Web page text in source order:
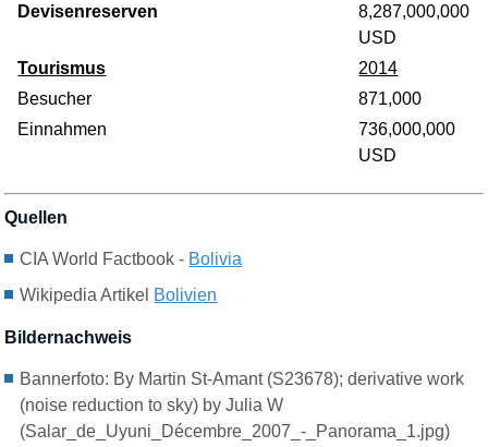
Devisenreserven
8,287,000,000
USD
Tourismus
2014
Besucher
871,000
Einnahmen
736,000,000
USD
Quellen
CIA World Factbook - Bolivia
Wikipedia Artikel Bolivien
Bildernachweis
Bannerfoto: By Martin St-Amant (S23678); derivative work
(noise reduction to sky) by Julia W
(Salar_de_Uyuni_Décembre_2007_-_Panorama_1.jpg)